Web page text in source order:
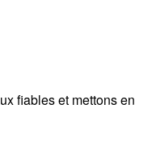
fiables et mettons en